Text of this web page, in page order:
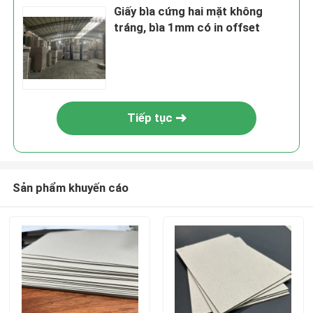
Giấy bìa cứng hai mặt không
tráng, bìa 1mm có in offset
Tiếp tục
Sản phẩm khuyến cáo